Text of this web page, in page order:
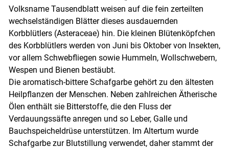
Volksname Tausendblatt weisen auf die fein zerteilten
wechselständigen Blätter dieses ausdauernden
Korbblütlers (Asteraceae) hin. Die kleinen Blütenköpfchen
des Korbblütlers werden von Juni bis Oktober von Insekten,
vor allem Schwebfliegen sowie Hummeln, Wollschwebern,
Wespen und Bienen bestäubt.
Die aromatisch-bittere Schafgarbe gehört zu den ältesten
Heilpflanzen der Menschen. Neben zahlreichen Ätherische
Ölen enthält sie Bitterstoffe, die den Fluss der
Verdauungssäfte anregen und so Leber, Galle und
Bauchspeicheldrüse unterstützen. Im Altertum wurde
Schafgarbe zur Blutstillung verwendet, daher stammt der